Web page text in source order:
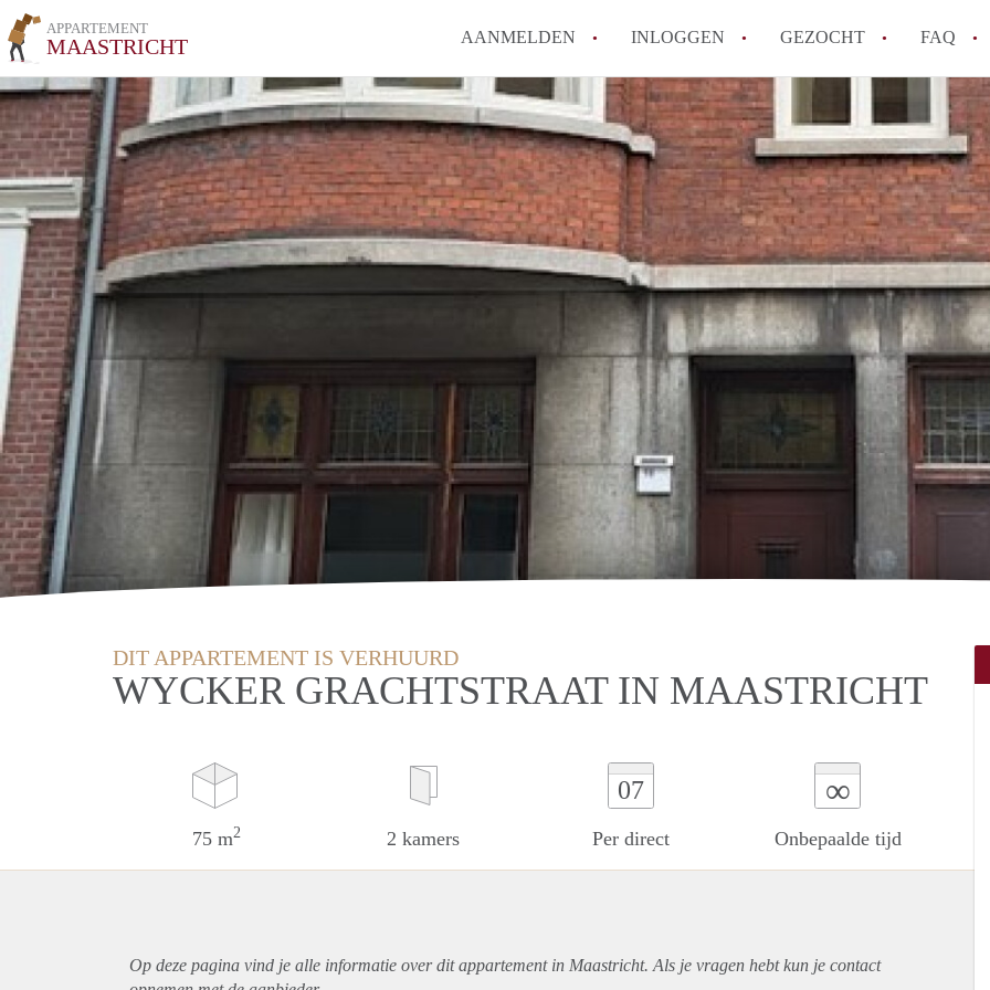
APPARTEMENT
MAASTRICHT AANMELDEN INLOGGEN GEZOCHT FAQ
How to translate AppartementMaastricht!
Wat is AppartementMaastricht?
Hoeveel kost het om te reageren op een
Wat is de privacyverklaring van
Berekent AppartementMaastricht
makelaarsvergoeding/
Alle veelgestelde vragen
DIT APPARTEMENT IS VERHUURD
WYCKER GRACHTSTRAAT IN MAASTRICHT
75 m2 2 kamers
07
Per direct
∞
Onbepaalde tijd
Op deze pagina vind je alle informatie over ditappartementin Maastricht. Als je vragen hebt kun je contact